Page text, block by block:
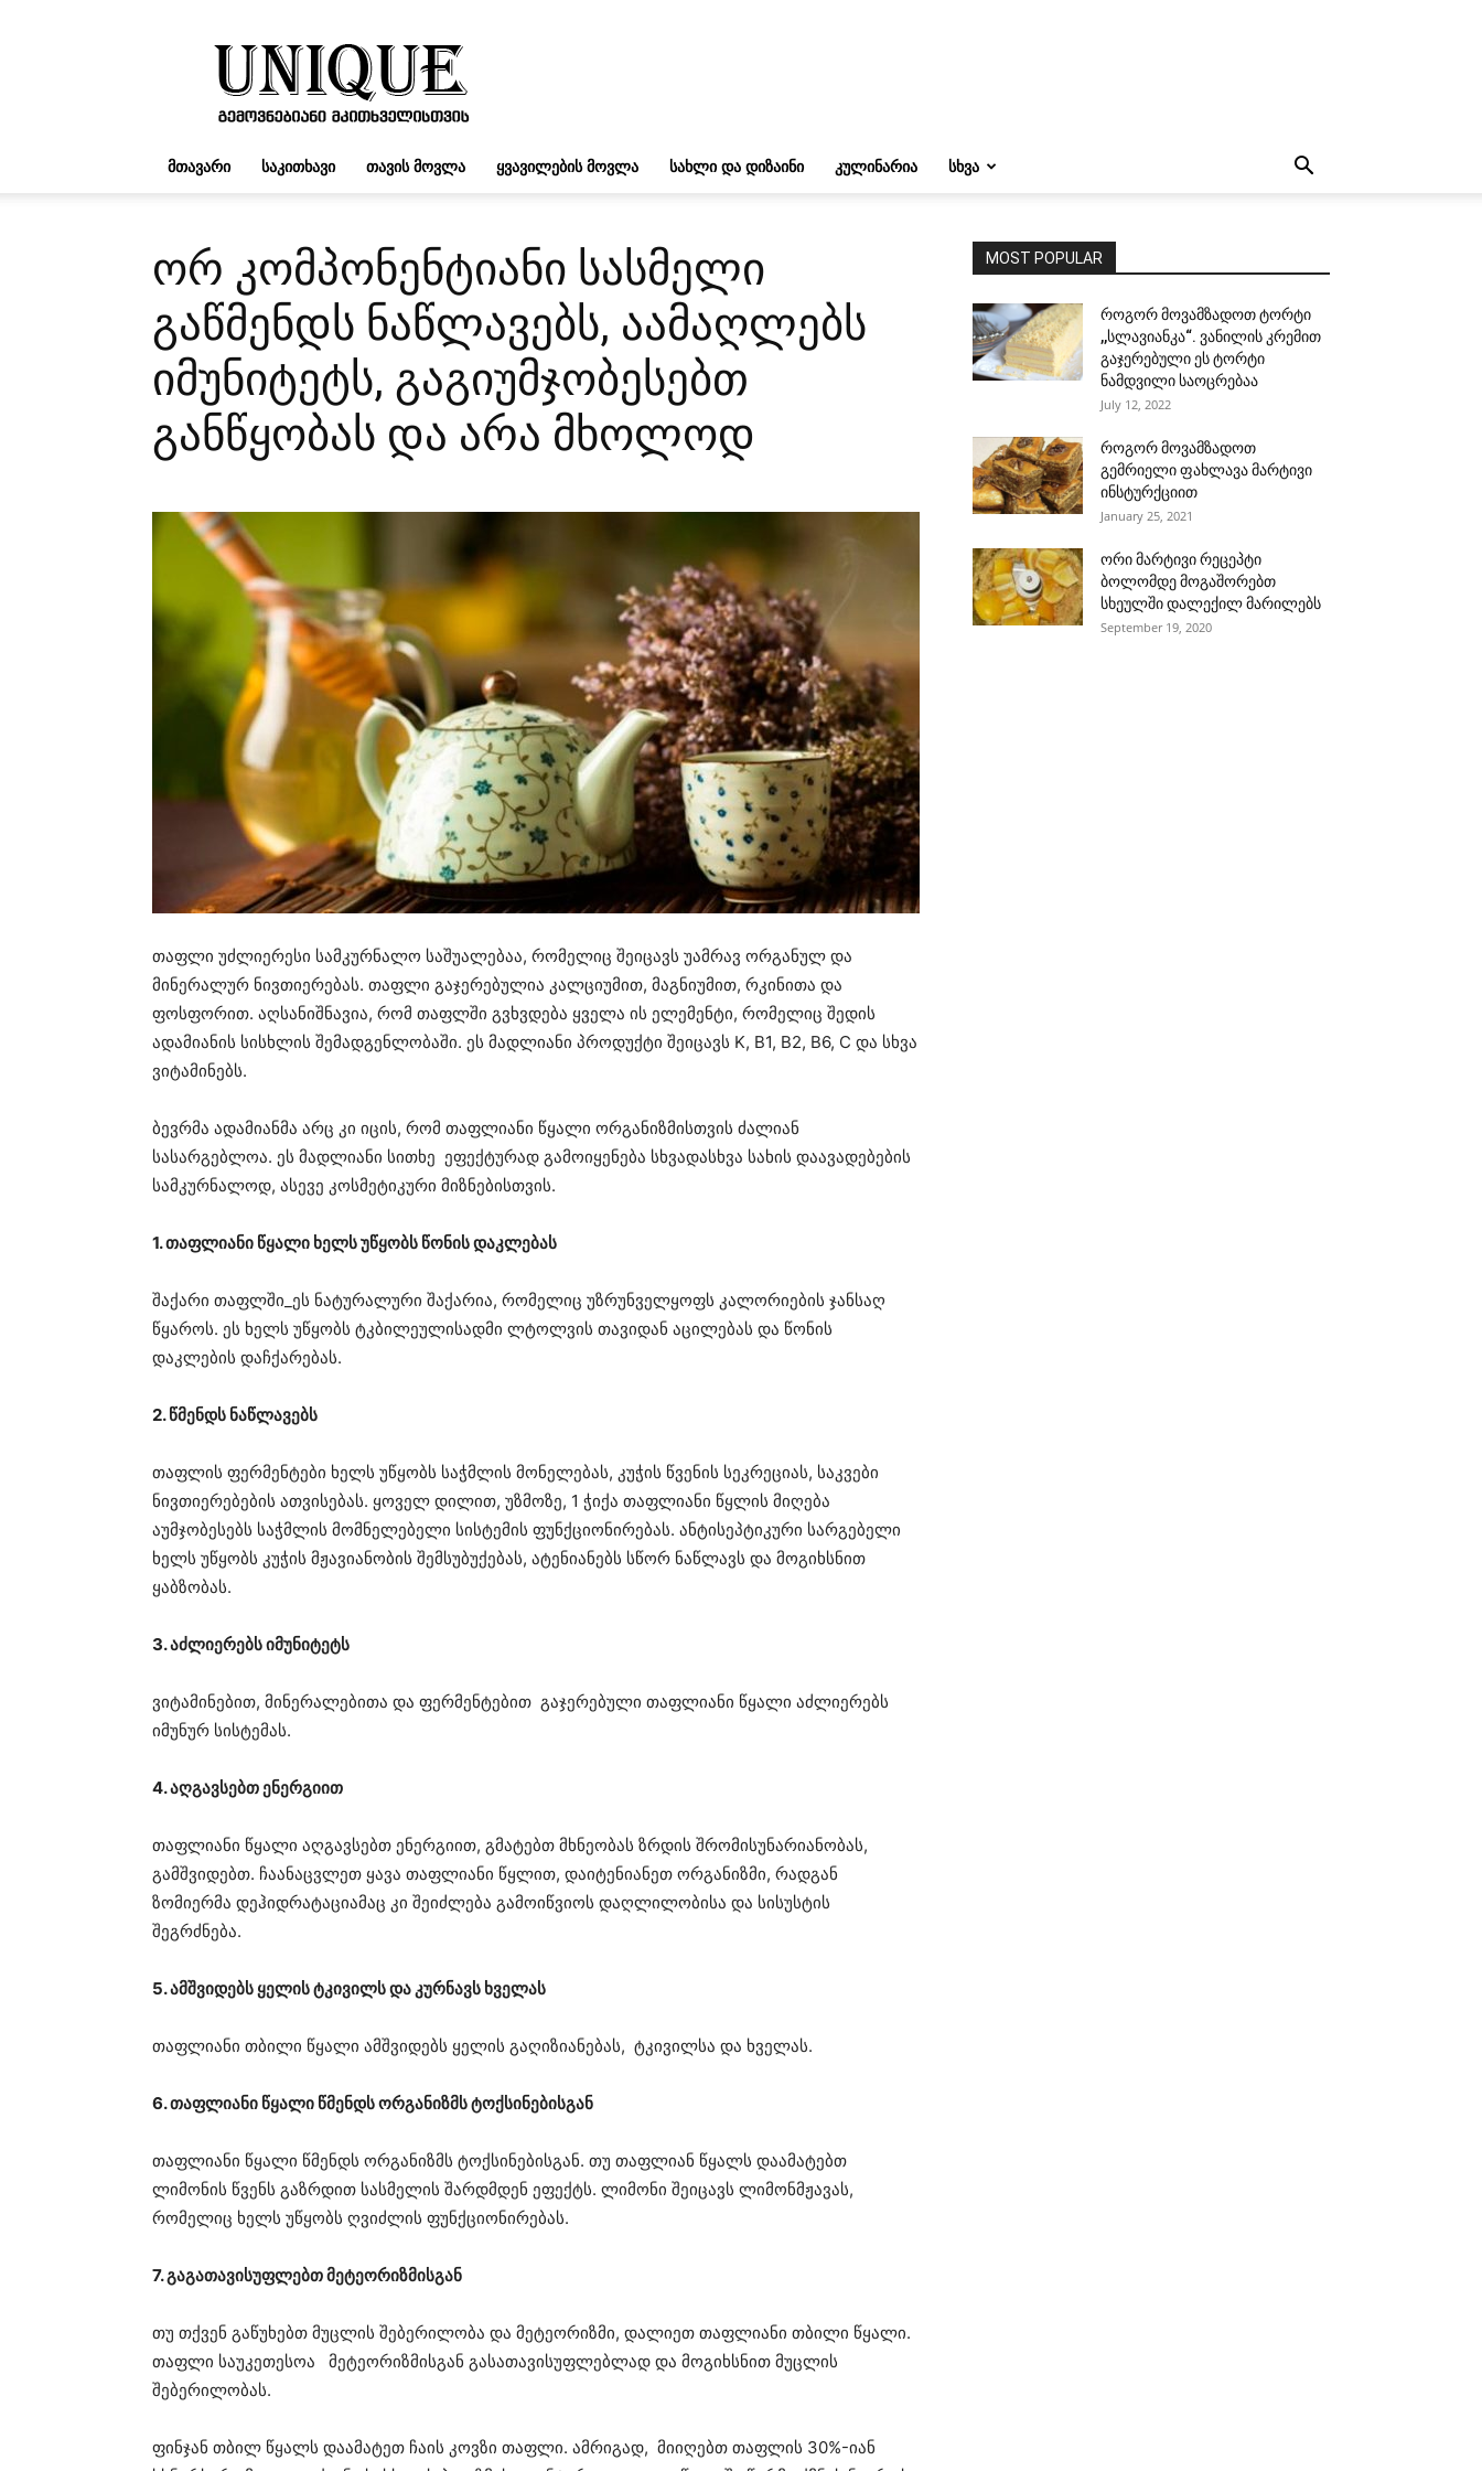
UNIQUE.GE
ᲛᲗᲐᲕᲐᲠᲘ ᲡᲐᲙᲘᲗᲮᲐᲕᲘ ᲗᲐᲕᲘᲡ ᲛᲝᲕᲚᲐ ᲧᲕᲐᲕᲘᲚᲔᲑᲘᲡ ᲛᲝᲕᲚᲐ ᲡᲐᲮᲚᲘ ᲓᲐ ᲓᲘᲖᲐᲘᲜᲘ ᲙᲣᲚᲘᲜᲐᲠᲘᲐ ᲡᲮᲕᲐ
ორ კომპონენტიანი სასმელი
გაწმენდს ნაწლავებს, აამაღლებს
იმუნიტეტს, გაგიუმჯობესებთ
განწყობას და არა მხოლოდ
თაფლი უძლიერესი სამკურნალო საშუალებაა, რომელიც შეიცავს უამრავ ორგანულ და
მინერალურ ნივთიერებას. თაფლი გაჯერებულია კალციუმით, მაგნიუმით, რკინითა და
ფოსფორით. აღსანიშნავია, რომ თაფლში გვხვდება ყველა ის ელემენტი, რომელიც შედის
ადამიანის სისხლის შემადგენლობაში. ეს მადლიანი პროდუქტი შეიცავს K, B1, B2, B6, C და სხვა
ვიტამინებს.
ბევრმა ადამიანმა არც კი იცის, რომ თაფლიანი წყალი ორგანიზმისთვის ძალიან
სასარგებლოა. ეს მადლიანი სითხე ეფექტურად გამოიყენება სხვადასხვა სახის დაავადებების
სამკურნალოდ, ასევე კოსმეტიკური მიზნებისთვის.
1. თაფლიანი წყალი ხელს უწყობს წონის დაკლებას
შაქარი თაფლში_ეს ნატურალური შაქარია, რომელიც უზრუნველყოფს კალორიების ჯანსაღ
წყაროს. ეს ხელს უწყობს ტკბილეულისადმი ლტოლვის თავიდან აცილებას და წონის
დაკლების დაჩქარებას.
2. წმენდს ნაწლავებს
თაფლის ფერმენტები ხელს უწყობს საჭმლის მონელებას, კუჭის წვენის სეკრეციას, საკვები
ნივთიერებების ათვისებას. ყოველ დილით, უზმოზე, 1 ჭიქა თაფლიანი წყლის მიღება
აუმჯობესებს საჭმლის მომნელებელი სისტემის ფუნქციონირებას. ანტისეპტიკური სარგებელი
ხელს უწყობს კუჭის მჟავიანობის შემსუბუქებას, ატენიანებს სწორ ნაწლავს და მოგიხსნით
ყაბზობას.
3. აძლიერებს იმუნიტეტს
ვიტამინებით, მინერალებითა და ფერმენტებით გაჯერებული თაფლიანი წყალი აძლიერებს
იმუნურ სისტემას.
4. აღგავსებთ ენერგიით
თაფლიანი წყალი აღგავსებთ ენერგიით, გმატებთ მხნეობას ზრდის შრომისუნარიანობას,
გამშვიდებთ. ჩაანაცვლეთ ყავა თაფლიანი წყლით, დაიტენიანეთ ორგანიზმი, რადგან
ზომიერმა დეჰიდრატაციამაც კი შეიძლება გამოიწვიოს დაღლილობისა და სისუსტის
შეგრძნება.
5. ამშვიდებს ყელის ტკივილს და კურნავს ხველას
თაფლიანი თბილი წყალი ამშვიდებს ყელის გაღიზიანებას, ტკივილსა და ხველას.
6. თაფლიანი წყალი წმენდს ორგანიზმს ტოქსინებისგან
თაფლიანი წყალი წმენდს ორგანიზმს ტოქსინებისგან. თუ თაფლიან წყალს დაამატებთ
ლიმონის წვენს გაზრდით სასმელის შარდმდენ ეფექტს. ლიმონი შეიცავს ლიმონმჟავას,
რომელიც ხელს უწყობს ღვიძლის ფუნქციონირებას.
7. გაგათავისუფლებთ მეტეორიზმისგან
თუ თქვენ გაწუხებთ მუცლის შებერილობა და მეტეორიზმი, დალიეთ თაფლიანი თბილი წყალი.
თაფლი საუკეთესოა მეტეორიზმისგან გასათავისუფლებლად და მოგიხსნით მუცლის
შებერილობას.
ფინჯან თბილ წყალს დაამატეთ ჩაის კოვზი თაფლი. ამრიგად, მიიღებთ თაფლის 30%-იან
MOST POPULAR
როგორ მოვამზადოთ ტორტი
,,სლავიანკა“. ვანილის კრემით
გაჯერებული ეს ტორტი
ნამდვილი საოცრებაა
July 12, 2022
როგორ მოვამზადოთ
გემრიელი ფახლავა მარტივი
ინსტურქციით
January 25, 2021
ორი მარტივი რეცეპტი
ბოლომდე მოგაშორებთ
სხეულში დალექილ მარილებს
September 19, 2020